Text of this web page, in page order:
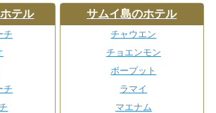
テル
チ
チ
サムイ島のホテル
チャウエン
チョエンモン
ボープット
ラマイ
マエナム